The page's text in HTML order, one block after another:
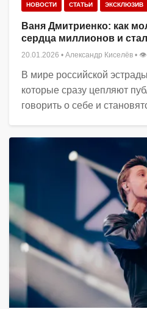
НОВОСТИ СТАТЬИ ЭКСКЛЮЗИВ
Ваня Дмитриенко: как
сердца миллионов и
20.01.2026 • Александр Киселёв • 👁
В мире российской
которые сразу цепляют
говорить о себе и